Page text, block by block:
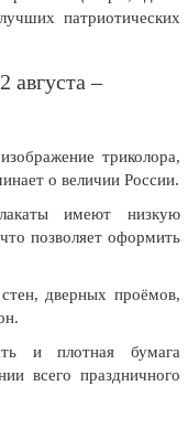
патриотических
августа –
триколора,
о величии России.
имеют низкую
позволяет оформить
дверных проёмов,
и плотная бумага
всего праздничного